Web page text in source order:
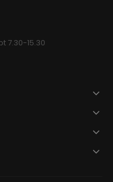
7.30-15.30